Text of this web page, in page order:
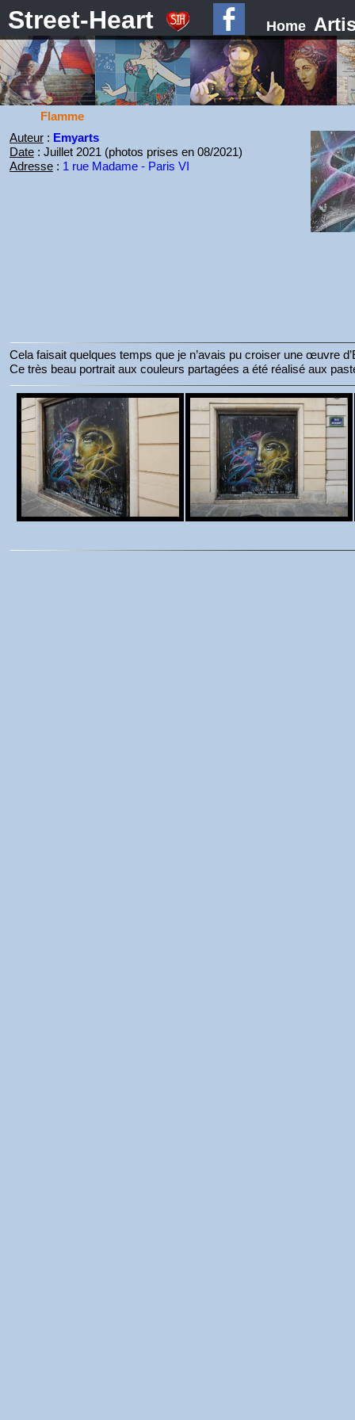
Street-Heart Home
Flamme
Auteur: Emyarts
Date: Juillet 2021 (photos prises en 08/2021)
Adresse: 1 rue Madame - Paris VI
Cela faisait quelques temps que je n’avais pu croiser une œuvre
Ce très beau portrait aux couleurs partagées a été réalisé aux